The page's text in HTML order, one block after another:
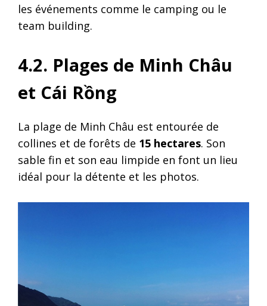
les événements comme le camping ou le
team building.
4.2. Plages de Minh Châu
et Cái Rồng
La plage de Minh Châu est entourée de
collines et de forêts de 15 hectares. Son
sable fin et son eau limpide en font un lieu
idéal pour la détente et les photos.